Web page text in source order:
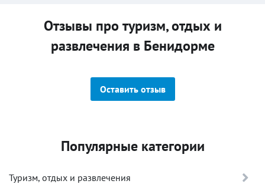
Отзывы про туризм, отдых и
развлечения в Бенидорме
Оставить отзыв
Популярные категории
Туризм, отдых и развлечения